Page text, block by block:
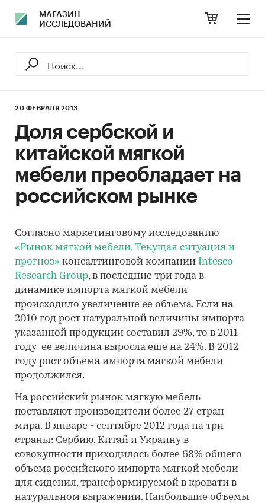
МАГАЗИН
ИССЛЕДОВАНИЙ
20 ФЕВРАЛЯ 2013
Доля сербской и
китайской мягкой
мебели преобладает на
российском рынке
Согласно маркетинговому исследованию
«Рынок мягкой мебели. Текущая ситуация и
прогноз» консалтинговой компании Intesco
Research Group, в последние три года в
динамике импорта мягкой мебели
происходило увеличение ее объема. Если на
2010 год рост натуральной величины импорта
указанной продукции составил 29%, то в 2011
году ее величина выросла еще на 24%. В 2012
году рост объема импорта мягкой мебели
продолжился.
На российский рынок мягкую мебель
поставляют производители более 27 стран
мира. В январе - сентябре 2012 года на три
страны: Сербию, Китай и Украину в
совокупности приходилось более 68% общего
объема российского импорта мягкой мебели
для сидения, трансформируемой в кровати в
натуральном выражении. Наибольшие объемы